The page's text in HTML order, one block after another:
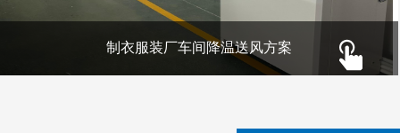
制衣服装厂车间降温送风方案